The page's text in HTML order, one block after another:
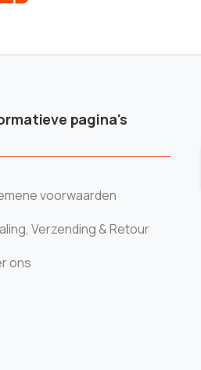
pagina's
voorwaarden
Verzending & Retour
ons